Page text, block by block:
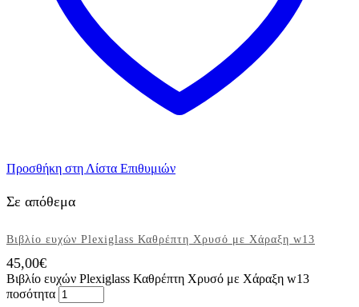
Προσθήκη στη Λίστα Επιθυμιών
Σε απόθεμα
Βιβλίο ευχών Plexiglass Καθρέπτη Χρυσό με Χάραξη w13
45,00€
Βιβλίο ευχών Plexiglass Καθρέπτη Χρυσό με Χάραξη w13
ποσότητα